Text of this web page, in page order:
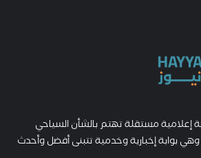
إعلامية مستقلة تهتم بالشأن السياحي
بوابة إخبارية وخدمية تتبنى أفضل وأحدث